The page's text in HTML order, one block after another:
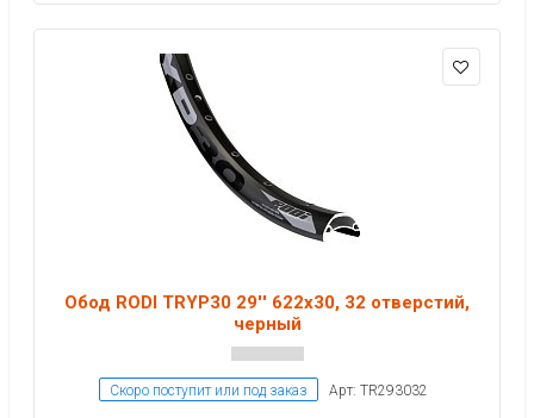
Обод RODI TRYP30 29'' 622x30, 32 отверстий,
черный
Скоро поступит или под заказ Арт: TR293032